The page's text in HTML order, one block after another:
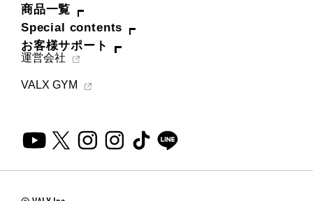
商品一覧
Special contents
お客様サポート
運営会社
VALX GYM